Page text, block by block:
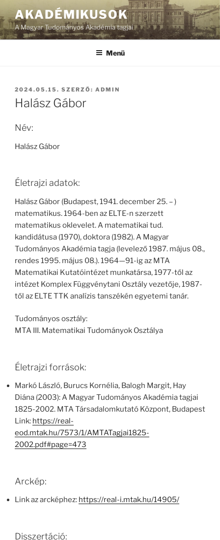
AKADÉMIKUSOK
A Magyar Tudományos Akadémia tagjai
Menü
BEKÜLDVE:
2024.05.15. SZERZŐ: ADMIN
Halász Gábor
Név:
Halász Gábor
Életrajzi adatok:
Halász Gábor (Budapest, 1941. december 25. – )
matematikus. 1964-ben az ELTE-n szerzett
matematikus oklevelet. A matematikai tud.
kandidátusa (1970), doktora (1982). A Magyar
Tudományos Akadémia tagja (levelező 1987. május 08.,
rendes 1995. május 08.). 1964—91-ig az MTA
Matematikai Kutatóintézet munkatársa, 1977-től az
intézet Komplex Függvénytani Osztály vezetője, 1987-
től az ELTE TTK analízis tanszékén egyetemi tanár.
Tudományos osztály:
MTA III. Matematikai Tudományok Osztálya
Életrajzi források:
Markó László, Burucs Kornélia, Balogh Margit, Hay
Diána (2003): A Magyar Tudományos Akadémia tagjai
1825-2002. MTA Társadalomkutató Központ, Budapest
Link: https://real-
eod.mtak.hu/7573/1/AMTATagjai1825-
2002.pdf#page=473
Arckép:
Link az arcképhez: https://real-i.mtak.hu/14905/
Disszertáció: